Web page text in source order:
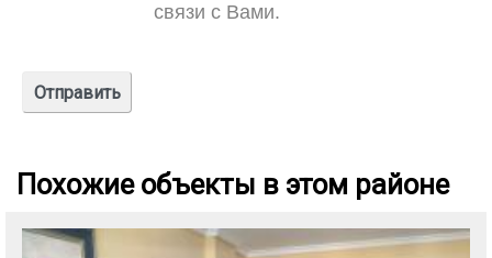
связи с Вами.
Похожие объекты в этом районе